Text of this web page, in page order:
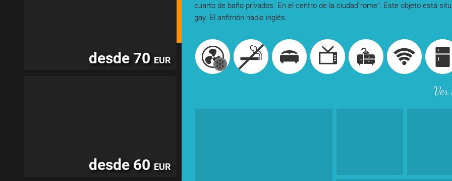
cuarto de baño privados. En el centro de la ciudad"rome". Este objeto está
gay. El anfitrión habla inglés.
Ver
desde 70 EUR
desde 60 EUR